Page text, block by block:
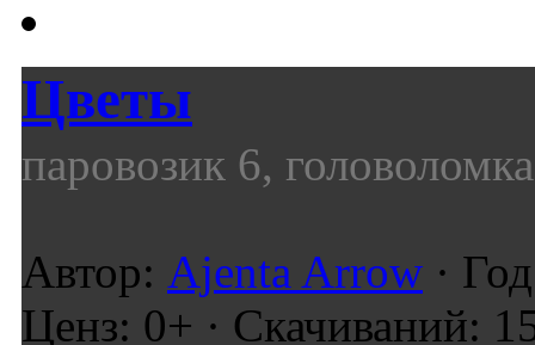
Цветы
паровозик 6, головоломка
Автор: Ajenta Arrow ·
Ценз: 0+ · Скачиваний: